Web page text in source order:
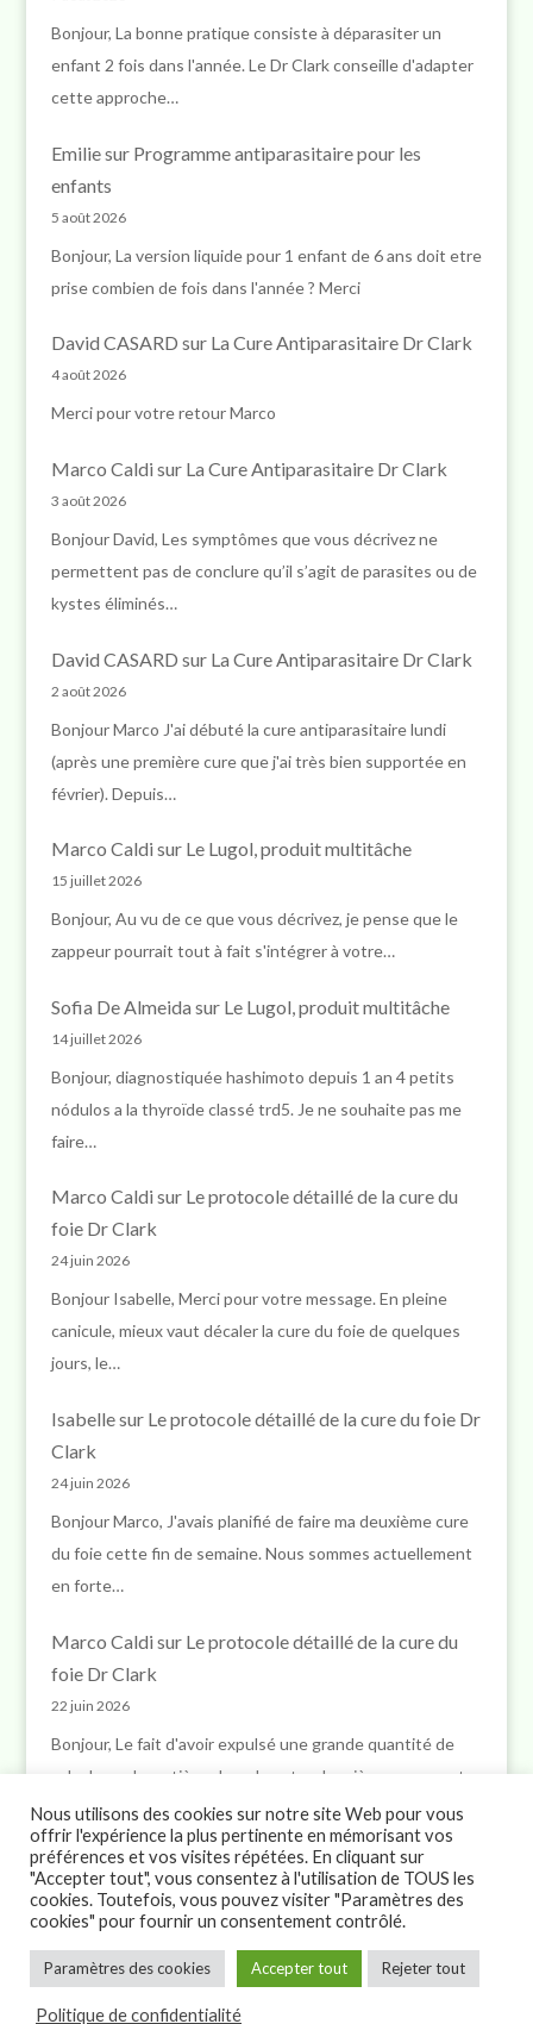
Bonjour, La bonne pratique consiste à déparasiter un
enfant 2 fois dans l'année. Le Dr Clark conseille d'adapter
cette approche…
Emiliesur Programme antiparasitaire pour les
enfants
5 août 2026
Bonjour, La version liquide pour 1 enfant de 6 ans doit etre
prise combien de fois dans l'année ? Merci
David CASARD sur La Cure Antiparasitaire Dr Clark
4 août 2026
Merci pour votre retour Marco
Marco Caldi sur La Cure Antiparasitaire Dr Clark
3 août 2026
Bonjour David, Les symptômes que vous décrivez ne
permettent pas de conclure qu’il s’agit de parasites ou de
kystes éliminés…
David CASARD sur La Cure Antiparasitaire Dr Clark
2 août 2026
Bonjour Marco J'ai débuté la cure antiparasitaire lundi
(après une première cure que j'ai très bien supportée en
février). Depuis…
Marco Caldi sur Le Lugol, produit multitâche
15 juillet 2026
Bonjour, Au vu de ce que vous décrivez, je pense que le
zappeur pourrait tout à fait s'intégrer à votre…
Sofia De Almeida sur Le Lugol, produit multitâche
14 juillet 2026
Bonjour, diagnostiquée hashimoto depuis 1 an 4 petits
nódulos a la thyroïde classé trd5. Je ne souhaite pas me
faire…
Marco Caldi sur Le protocole détaillé de la cure du
foie Dr Clark
24 juin 2026
Bonjour Isabelle, Merci pour votre message. En pleine
canicule, mieux vaut décaler la cure du foie de quelques
jours, le…
Isabellesur Le protocole détaillé de la cure du foie Dr
Clark
24 juin 2026
Bonjour Marco, J'avais planifié de faire ma deuxième cure
du foie cette fin de semaine. Nous sommes actuellement
en forte…
Marco Caldi sur Le protocole détaillé de la cure du
foie Dr Clark
22 juin 2026
Bonjour, Le fait d'avoir expulsé une grande quantité de
calculs ou de matières lors de votre deuxième cure peut
indiquer…
>
Nous utilisons des cookies sur notre site Web pour vous
offrir l'expérience la plus pertinente en mémorisant vos
préférences et vos visites répétées. En cliquant sur
"Accepter tout", vous consentez à l'utilisation de TOUS les
cookies. Toutefois, vous pouvez visiter "Paramètres des
cookies" pour fournir un consentement contrôlé.
Paramètres des cookies Accepter tout Rejeter tout
Politique de confidentialité